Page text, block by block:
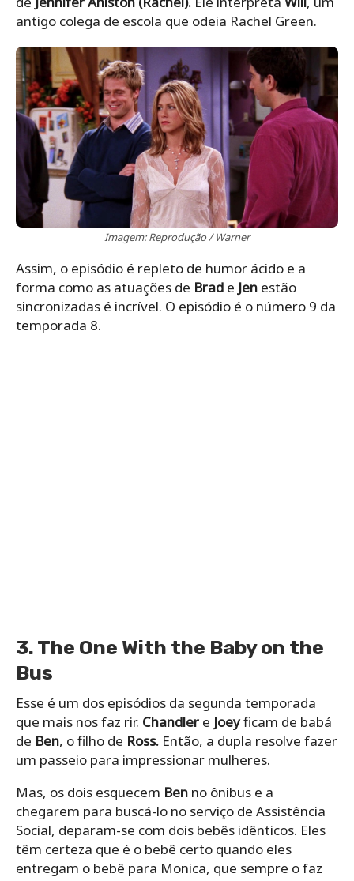
antigo colega de escola que odeia Rachel Green.
Imagem: Reprodução / Warner
Assim, o episódio é repleto de humor ácido e a
forma como as atuações de Brad e Jen estão
sincronizadas é incrível. O episódio é o número 9 da
temporada 8.
3. The One With the Baby on the
Bus
Esse é um dos episódios da segunda temporada
que mais nos faz rir. Chandler e Joeyficam de babá
de Ben, o filho de Ross. Então, a dupla resolve fazer
um passeio para impressionar mulheres.
Mas, os dois esquecem Ben no ônibus e a
chegarem para buscá-lo no serviço de Assistência
Social, deparam-se com dois bebês idênticos. Eles
têm certeza que é o bebê certo quando eles
entregam o bebê para Monica, que sempre o faz